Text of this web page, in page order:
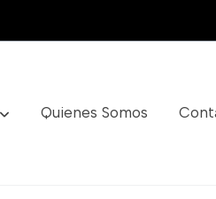
Quienes Somos